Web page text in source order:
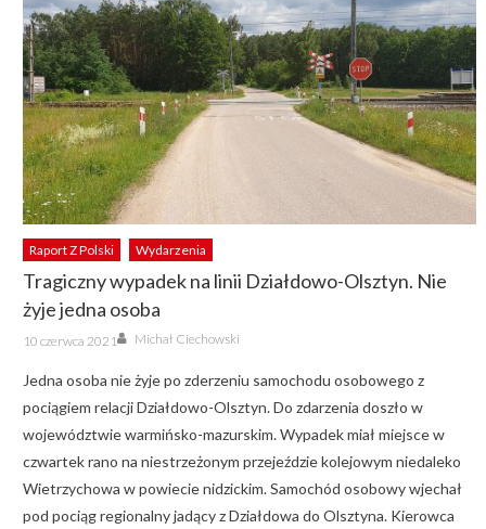
Raport Z Polski Wydarzenia
Tragiczny wypadek na linii Działdowo-Olsztyn. Nie
żyje jedna osoba
Posted
on
10 czerwca 2021 Author
Michał Ciechowski
Jedna osoba nie żyje po zderzeniu samochodu osobowego z
pociągiem relacji Działdowo-Olsztyn. Do zdarzenia doszło w
województwie warmińsko-mazurskim. Wypadek miał miejsce w
czwartek rano na niestrzeżonym przejeździe kolejowym niedaleko
Wietrzychowa w powiecie nidzickim. Samochód osobowy wjechał
pod pociąg regionalny jadący z Działdowa do Olsztyna. Kierowca